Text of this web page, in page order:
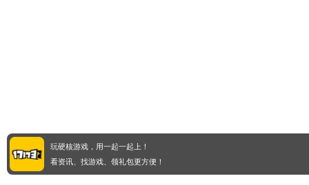
玩硬核游戏，用一起一起上！
看资讯、找游戏、领礼包更方便！